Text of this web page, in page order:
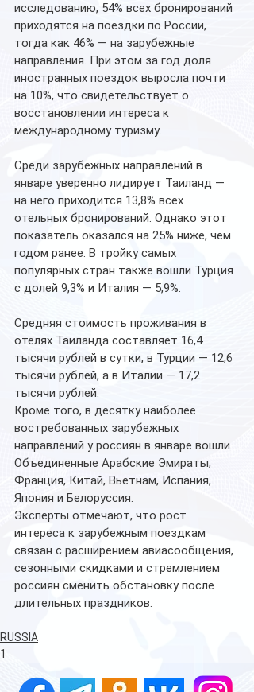
исследованию, 54% всех бронирований
приходятся на поездки по России,
тогда как 46% — на зарубежные
направления. При этом за год доля
иностранных поездок выросла почти
на 10%, что свидетельствует о
восстановлении интереса к
международному туризму.
Среди зарубежных направлений в
январе уверенно лидирует Таиланд —
на него приходится 13,8% всех
отельных бронирований. Однако этот
показатель оказался на 25% ниже, чем
годом ранее. В тройку самых
популярных стран также вошли Турция
с долей 9,3% и Италия — 5,9%.
Средняя стоимость проживания в
отелях Таиланда составляет 16,4
тысячи рублей в сутки, в Турции — 12,6
тысячи рублей, а в Италии — 17,2
тысячи рублей.
Кроме того, в десятку наиболее
востребованных зарубежных
направлений у россиян в январе вошли
Объединенные Арабские Эмираты,
Франция, Китай, Вьетнам, Испания,
Япония и Белоруссия.
Эксперты отмечают, что рост
интереса к зарубежным поездкам
связан с расширением авиасообщения,
сезонными скидками и стремлением
россиян сменить обстановку после
длительных праздников.
RUSSIA
1